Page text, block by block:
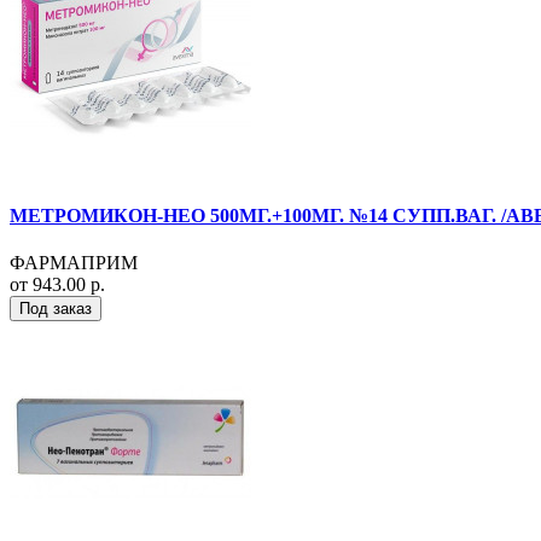
МЕТРОМИКОН-НЕО 500МГ.+100МГ. №14 СУПП.ВАГ. /
ФАРМАПРИМ
от 943.00 р.
Под заказ